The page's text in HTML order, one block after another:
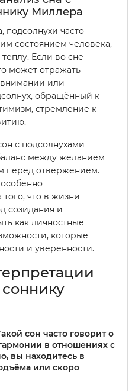
Миллера
подсолнухи часто
состоянием человека,
Если во сне
может отражать
или
обращённый к
стремление к
с подсолнухами
между желанием
перед отвержением.
того, что в жизни
созидания и
как личностные
которые
и уверенности.
сон часто говорит о
в отношениях с
вы находитесь в
или скоро